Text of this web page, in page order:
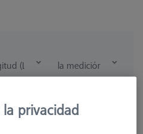
(L) la medición de la
privacidad